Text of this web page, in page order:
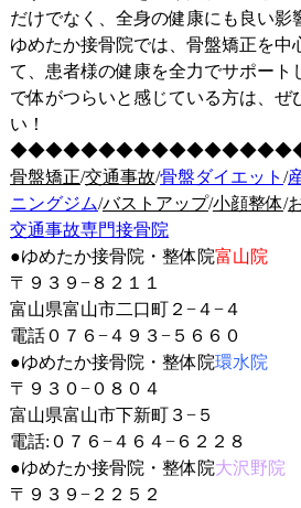
だけでなく、全身の健康にも良い影
ゆめたか接骨院では、骨盤矯正を中
て、患者様の健康を全力でサポート
で体がつらいと感じている方は、ぜ
い！
骨盤矯正/交通事故/骨盤ダイエット /
ニングジム/バストアップ/小顔整体/
交通事故専門接骨院
●ゆめたか接骨院・整体院富山院
〒９３９−８２１１
富山県富山市二口町２−４−４
電話０７６−４９３−５６６０
●ゆめたか接骨院・整体院環水院
〒９３０−０８０４
富山県富山市下新町３−５
電話:０７６−４６４−６２２８
●ゆめたか接骨院・整体院大沢野院
〒９３９−２２５２